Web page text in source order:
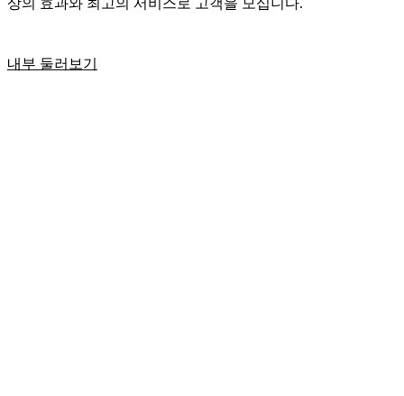
상의 효과와 최고의 서비스로 고객을 모십니다.
내부 둘러보기